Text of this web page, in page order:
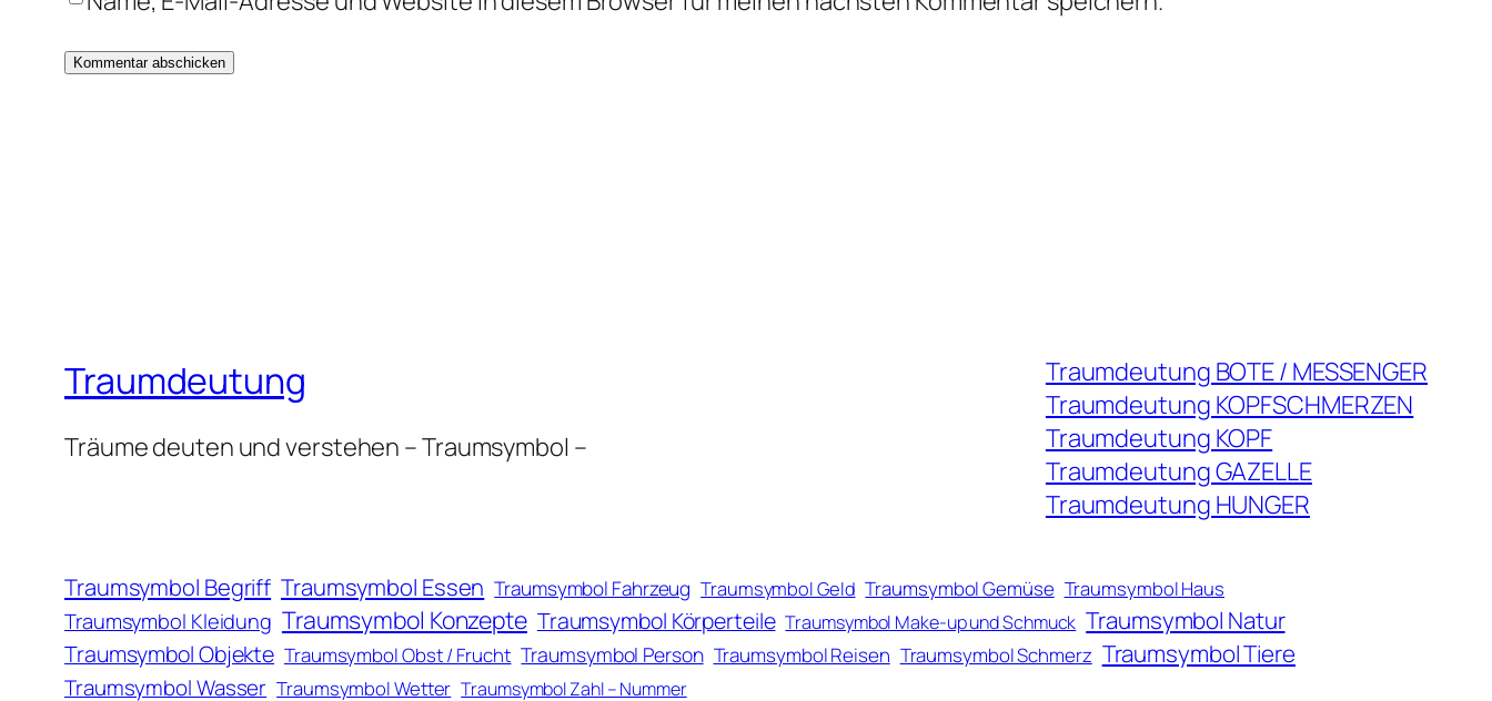
Traumdeutung
Träume deuten und verstehen – Traumsymbol –
Traumdeutung BOTE / MESSENGER
Traumdeutung KOPFSCHMERZEN
Traumdeutung KOPF
Traumdeutung GAZELLE
Traumdeutung HUNGER
Traumsymbol Begriff Traumsymbol Essen Traumsymbol Fahrzeug Traumsymbol Geld Traumsymbol Gemüse Traumsymbol Haus
Traumsymbol Kleidung Traumsymbol Konzepte Traumsymbol Körperteile Traumsymbol Make-up und Schmuck Traumsymbol Natur
Traumsymbol Objekte Traumsymbol Obst / Frucht Traumsymbol Person Traumsymbol Reisen Traumsymbol Schmerz Traumsymbol Tiere
Traumsymbol Wasser Traumsymbol Wetter Traumsymbol Zahl – Nummer